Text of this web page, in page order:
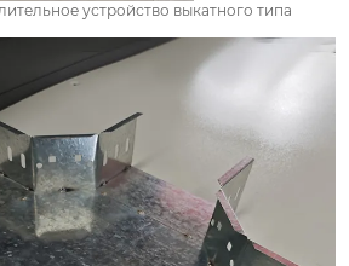
устройство выкатного типа